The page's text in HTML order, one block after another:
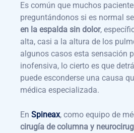
Es común que muchos
preguntándonos si es normal
en la espalda sin dolor,
alta, casi a la altura de los
algunos casos esta sensación
inofensiva, lo cierto es que
puede esconderse una causa
médica especializada.
En Spineax, como equipo de
cirugía de columna y